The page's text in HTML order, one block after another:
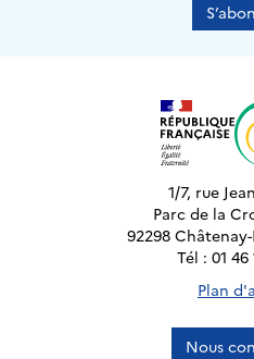
1/7, rue
Parc de la
92298
Tél : 01 46
Plan
Nous